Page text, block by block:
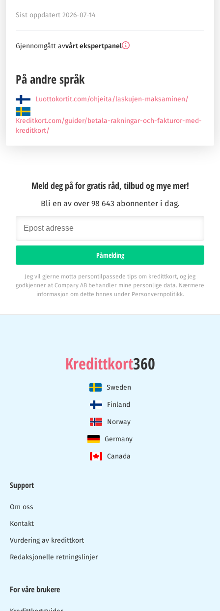
Sist oppdatert 2026-07-14
Gjennomgått avvårt ekspertpanel
På andre språk
Luottokortit.com/ohjeita/laskujen-maksaminen/
Kreditkort.com/guider/betala-rakningar-och-fakturor-med-
kreditkort/
Meld deg på for gratis råd, tilbud og mye mer!
Bli en av over 98 643 abonnenter i dag.
Påmelding
Jeg vil gjerne motta persontilpassede tips om kredittkort, og jeg
godkjenner at Compary AB behandler mine personlige data. Nærmere
informasjon om dette finnes under Personvernpolitikk.
Kredittkort360
Sweden
Finland
Norway
Germany
Canada
Support
Om oss
Kontakt
Vurdering av kredittkort
Redaksjonelle retningslinjer
For våre brukere